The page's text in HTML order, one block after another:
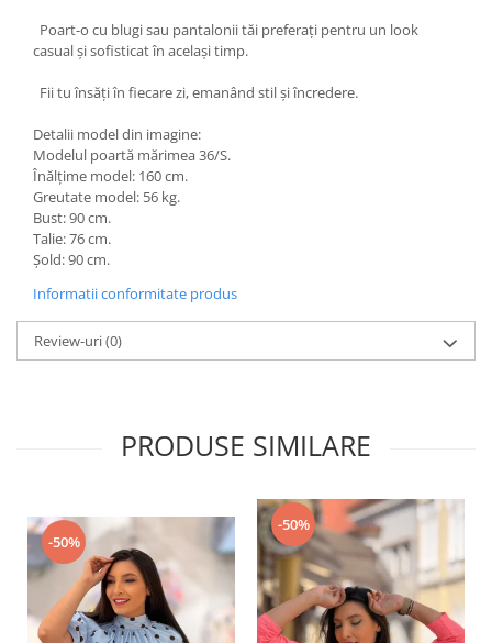
Poart-o cu blugi sau pantalonii tăi preferați pentru un look
casual și sofisticat în același timp.
Fii tu însăți în fiecare zi, emanând stil și încredere.
Detalii model din imagine:
Modelul poartă mărimea 36/S.
Înălțime model: 160 cm.
Greutate model: 56 kg.
Bust: 90 cm.
Talie: 76 cm.
Șold: 90 cm.
Informatii conformitate produs
Review-uri(0)
PRODUSE SIMILARE
-50%
-50%